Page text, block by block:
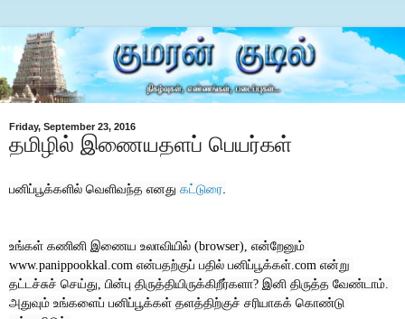
Friday, September 23, 2016
தமிழில் இணையதளப் பெயர்கள்
பனிப்பூக்களில் வெளிவந்த எனது கட்டுரை
உங்கள் கணினி இணைய உலாவியில் (browser), என்றேனும்
www.panippookkal.com என்பதற்குப் பதில் பனிப்பூக்கள் .com என்று
தட்டச்சுச் செய்து பின்பு திருத்தியிருக்கிறீர்களா? இனி திருத்த வேண்டாம்
அதுவும் உங்களைப் பனிப்பூக்கள் தளத்திற்குச் சரியாகக் கொண்டு